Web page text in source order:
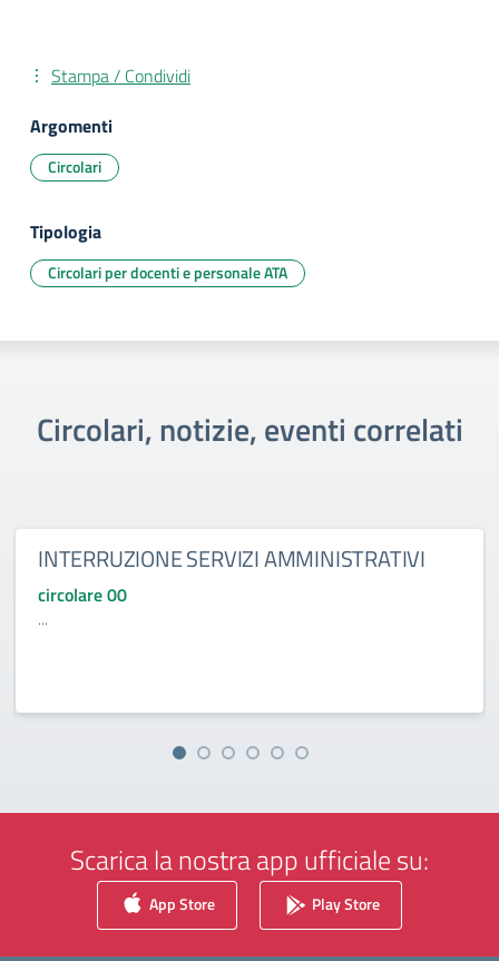
Stampa / Condividi
Argomenti
Circolari
Tipologia
Circolari per docenti e personale ATA
Circolari, notizie, eventi correlati
INTERRUZIONE SERVIZI AMMINISTRATIVI
circolare 00
...
Scarica la nostra app ufficiale su:
App Store Play Store